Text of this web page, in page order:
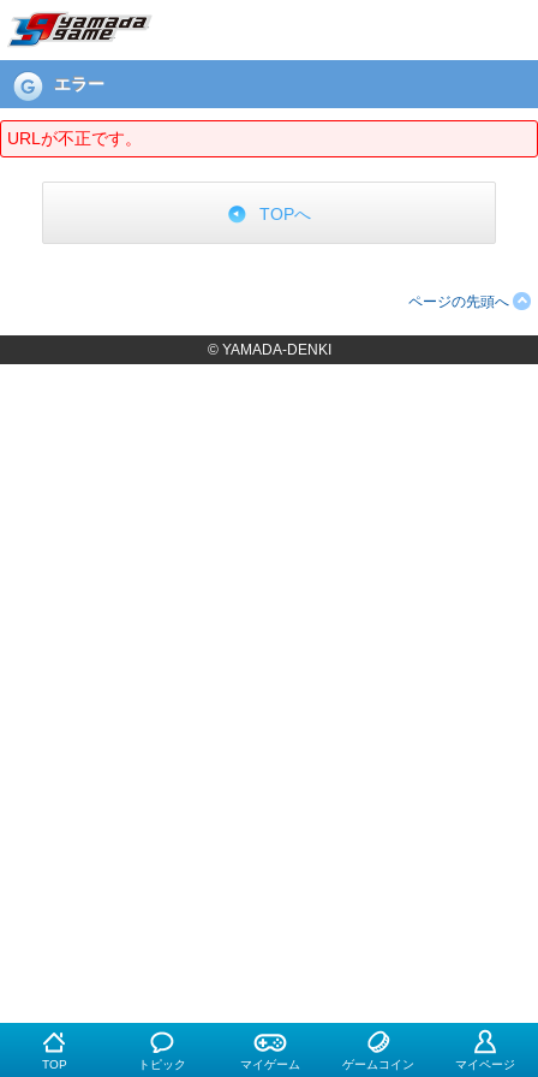
エラーページ
エラー
URLが不正です。
TOPへ
ページの先頭へ
© YAMADA-DENKI
TOP トピック マイゲーム ゲームコイン マイページ